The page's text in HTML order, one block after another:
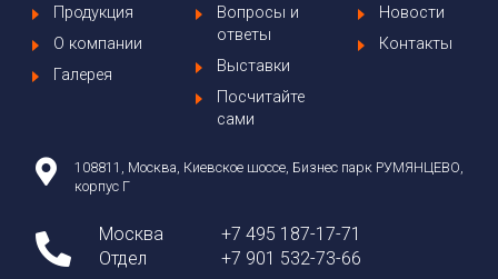
Продукция
О компании
Галерея
Вопросы и
ответы
Выставки
Посчитайте
сами
Новости
Контакты
108811, Москва, Киевское шоссе, Бизнес парк РУМЯНЦЕВО,
корпус Г
Москва
Отдел
+7 495 187-17-71
+7 901 532-73-66